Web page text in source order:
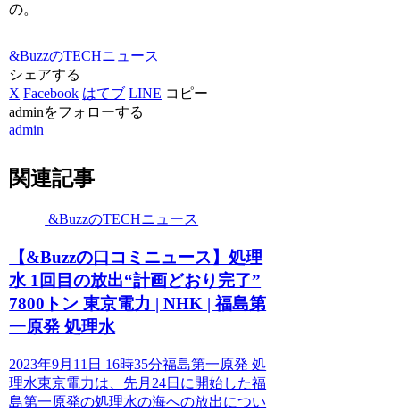
の。
&BuzzのTECHニュース
シェアする
X Facebook はてブ LINE コピー
adminをフォローする
admin
関連記事
&BuzzのTECHニュース
【&Buzzの口コミニュース】処理
水 1回目の放出“計画どおり完了”
7800トン 東京電力 | NHK | 福島第
一原発 処理水
2023年9月11日 16時35分福島第一原発 処
理水東京電力は、先月24日に開始した福
島第一原発の処理水の海への放出につい